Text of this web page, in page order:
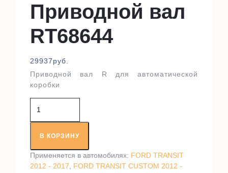
Приводной вал
RT68644
29937руб.
Приводной вал R для автоматической
коробки
товара
Приводной
валВ КОРЗИНУ
Применяется в автомобилях: FORD TRANSIT
2012 - 2017
FORD TRANSIT CUSTOM 2012 -